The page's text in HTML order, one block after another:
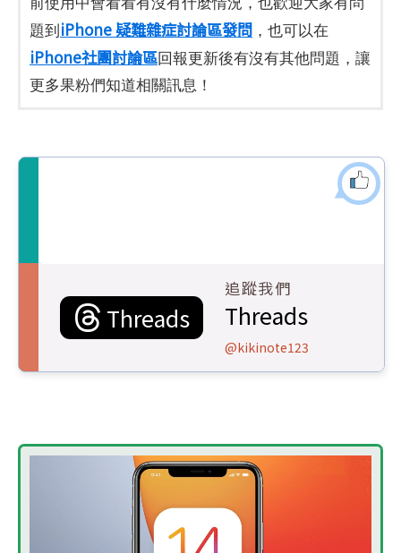
題到iPhone 疑難雜症討論區發問 ，也可以在
iPhone社團討論區回報更新後有沒有其他問題，讓
更多果粉們知道相關訊息！
Threads
追蹤我們
Threads
@kikinote123